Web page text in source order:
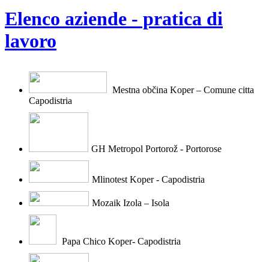
Elenco aziende - pratica di
lavoro
Mestna občina Koper – Comune citta
Capodistria
GH Metropol Portorož - Portorose
Mlinotest Koper - Capodistria
Mozaik Izola – Isola
Papa Chico Koper- Capodistria